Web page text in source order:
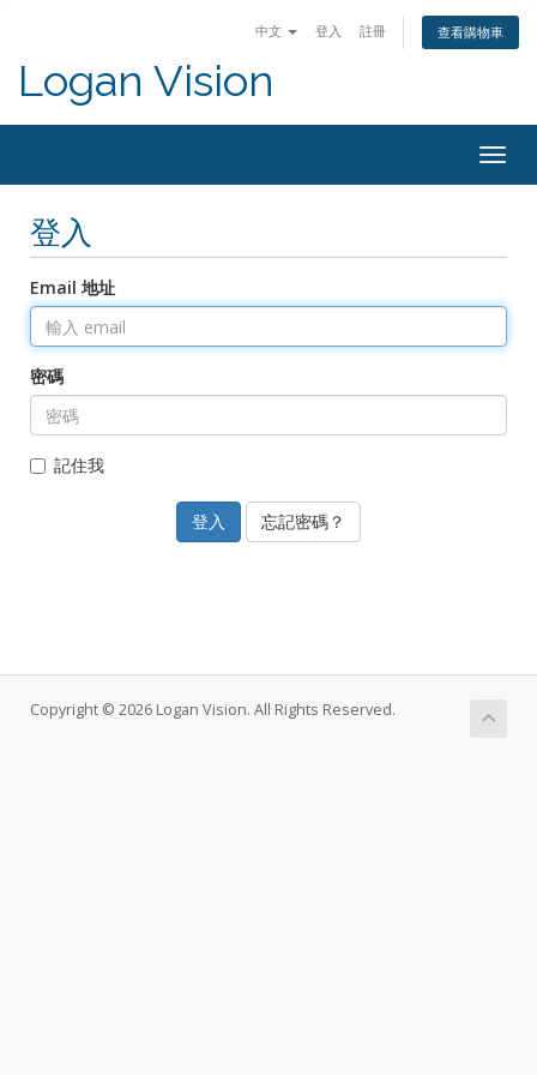
中文 登入 註冊 查看購物車
Logan Vision
登入
Email 地址
密碼
記住我
忘記密碼？
Copyright © 2026 Logan Vision. All Rights Reserved.